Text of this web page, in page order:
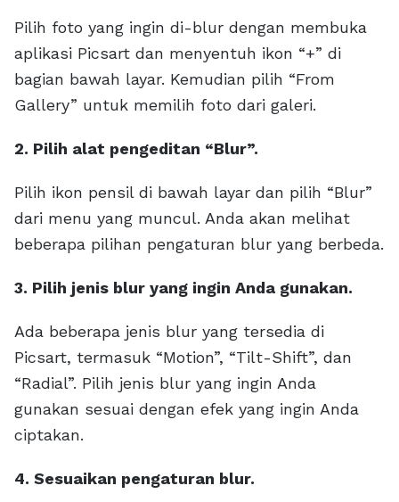
Pilih foto yang ingin di-blur dengan membuka
aplikasi Picsart dan menyentuh ikon “+” di
bagian bawah layar. Kemudian pilih “From
Gallery” untuk memilih foto dari galeri.
2. Pilih alat pengeditan “Blur”.
Pilih ikon pensil di bawah layar dan pilih “Blur”
dari menu yang muncul. Anda akan melihat
beberapa pilihan pengaturan blur yang berbeda.
3. Pilih jenis blur yang ingin Anda gunakan.
Ada beberapa jenis blur yang tersedia di
Picsart, termasuk “Motion”, “Tilt-Shift”, dan
“Radial”. Pilih jenis blur yang ingin Anda
gunakan sesuai dengan efek yang ingin Anda
ciptakan.
4. Sesuaikan pengaturan blur.